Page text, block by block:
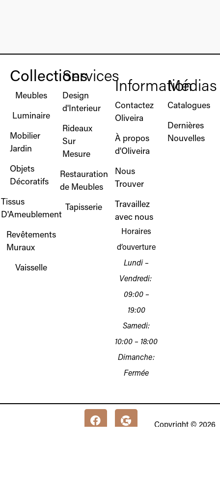
Collections
Meubles
Luminaire
Mobilier
Jardin
Objets
Décoratifs
Tissus
D'Ameublement
Revêtements
Muraux
Vaisselle
Services
Design
d'Interieur
Rideaux
Sur
Mesure
Restauration
de Meubles
Tapisserie
Information
Contactez
Oliveira
À propos
d'Oliveira
Nous
Trouver
Travaillez
avec nous
Horaires
d’ouverture
Lundi –
Vendredi:
09:00 –
19:00
Samedi:
10:00 – 18:00
Dimanche:
Fermée
Médias
Catalogues
Dernières
Nouvelles
Copyright © 2026